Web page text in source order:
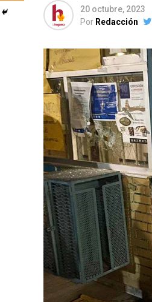
20 octubre, 2023
Por Redacción